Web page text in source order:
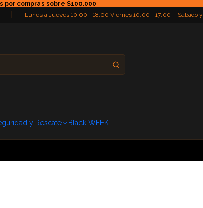
por compras sobre $100.000
Lunes a Jueves 10:00 - 18:00 Viernes 10:00 - 17:00 - Sábado y
y Rescate Black WEEK